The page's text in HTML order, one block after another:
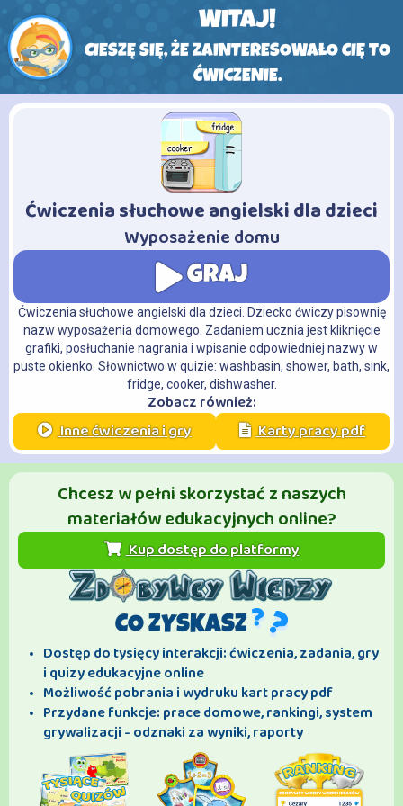
WITAJ!
CIESZĘ SIĘ, ŻE ZAINTERESOWAŁO CIĘ TO
ĆWICZENIE.
Ćwiczenia słuchowe angielski dla dzieci
- Wyposażenie domu
GRAJ
Ćwiczenia słuchowe angielski dla dzieci. Dziecko ćwiczy pisownię
nazw wyposażenia domowego. Zadaniem ucznia jest kliknięcie
grafiki, posłuchanie nagrania i wpisanie odpowiedniej nazwy w
puste okienko. Słownictwo w quizie: washbasin, shower, bath, sink,
fridge, cooker, dishwasher.
Zobacz również:
Inne ćwiczenia i gry Karty pracy pdf
Chcesz w pełni skorzystać z naszych
materiałów edukacyjnych online?
Kup dostęp do platformy
CO ZYSKASZ
Dostęp do tysięcy interakcji: ćwiczenia, zadania, gry
i quizy edukacyjne online
Możliwość pobrania i wydruku kart pracy pdf
Przydane funkcje: prace domowe, rankingi, system
grywalizacji - odznaki za wyniki, raporty